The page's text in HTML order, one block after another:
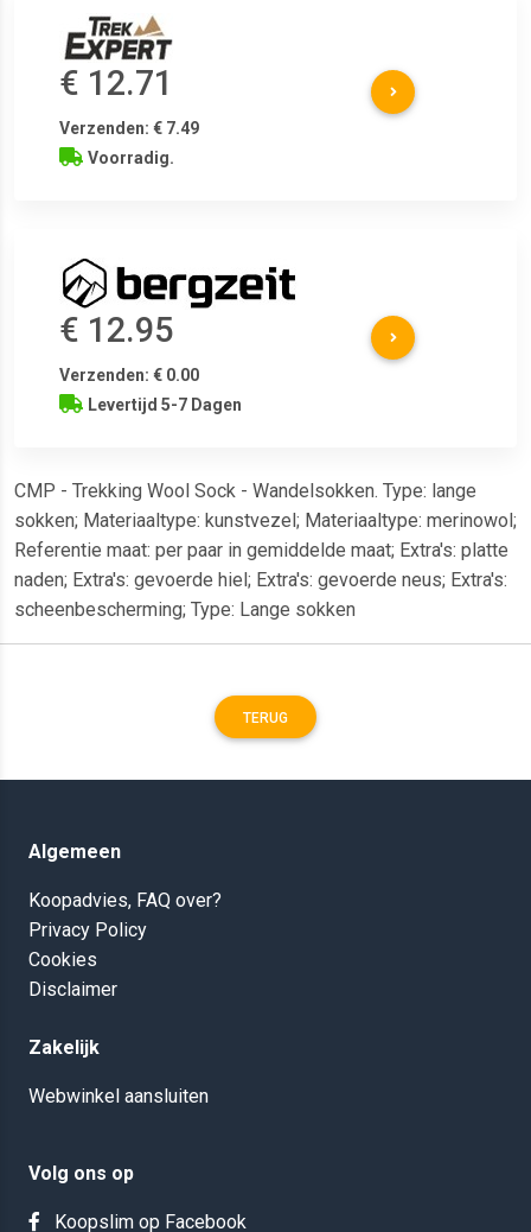
€ 12.71
Verzenden: € 7.49
Voorradig.
€ 12.95
Verzenden: € 0.00
Levertijd 5-7 Dagen
CMP - Trekking Wool Sock - Wandelsokken. Type: lange
sokken; Materiaaltype: kunstvezel; Materiaaltype: merinowol;
Referentie maat: per paar in gemiddelde maat; Extra's: platte
naden; Extra's: gevoerde hiel; Extra's: gevoerde neus; Extra's:
scheenbescherming; Type: Lange sokken
TERUG
Algemeen
Koopadvies, FAQ over?
Privacy Policy
Cookies
Disclaimer
Zakelijk
Webwinkel aansluiten
Volg ons op
Koopslim op Facebook